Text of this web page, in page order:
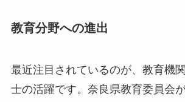
教育分野への進出
最近注目されているのが、教育機
士の活躍です。奈良県教育委員会